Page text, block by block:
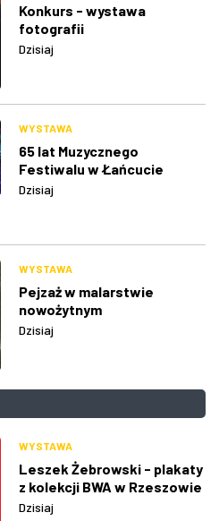
Konkurs - wystawa
fotografii
Dzisiaj
WYSTAWA
65 lat Muzycznego
Festiwalu w Łańcucie
Dzisiaj
WYSTAWA
Pejzaż w malarstwie
nowożytnym
Dzisiaj
WYSTAWA
Leszek Żebrowski - plakaty
z kolekcji BWA w Rzeszowie
Dzisiaj